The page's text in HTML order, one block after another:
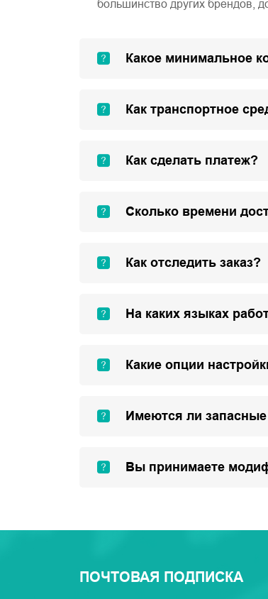
большинство других брендов,
Какое минимальное
Как транспортное
Как сделать платеж?
Сколько времени
Как отследить заказ?
На каких языках
Какие опции
Имеются ли
Вы принимаете
ПОЧТОВАЯ ПОДПИСКА